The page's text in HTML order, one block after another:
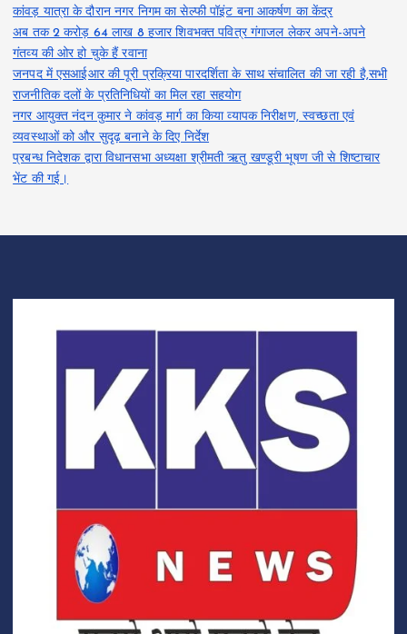
कांवड़ यात्रा के दौरान नगर निगम का सेल्फी पॉइंट बना आकर्षण का केंद्र
अब तक 2 करोड़ 64 लाख 8 हजार शिवभक्त पवित्र गंगाजल लेकर अपने-अपने
गंतव्य की ओर हो चुके हैं रवाना
जनपद में एसआईआर की पूरी प्रक्रिया पारदर्शिता के साथ संचालित की जा रही है,सभी
राजनीतिक दलों के प्रतिनिधियों का मिल रहा सहयोग
नगर आयुक्त नंदन कुमार ने कांवड़ मार्ग का किया व्यापक निरीक्षण, स्वच्छता एवं
व्यवस्थाओं को और सुदृढ़ बनाने के दिए निर्देश
प्रबन्ध निदेशक द्वारा विधानसभा अध्यक्षा श्रीमती ऋतु खण्डूरी भूषण जी से शिष्टाचार
भेंट की गई।